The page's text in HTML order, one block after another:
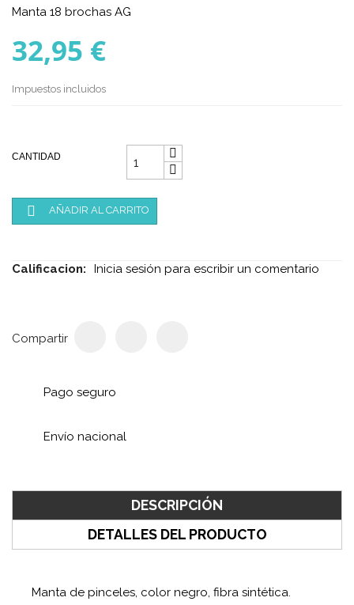
Manta 18 brochas AG
32,95 €
Impuestos incluidos
CANTIDAD
 AÑADIR AL CARRITO
Calificacion: Inicia sesión para escribir un comentario
Compartir
Pago seguro
Envío nacional
DESCRIPCIÓN
DETALLES DEL PRODUCTO
Manta de pinceles, color negro, fibra sintética.